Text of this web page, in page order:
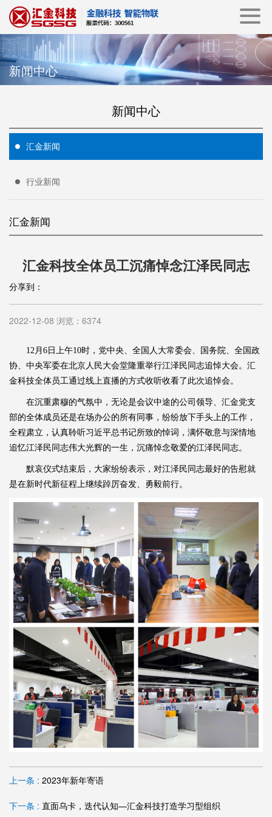
新闻中心
新闻中心
汇金新闻
行业新闻
汇金新闻
汇金科技全体员工沉痛悼念江泽民同志
分享到：
2022-12-08 浏览：6374
12月6日上午10时，党中央、全国人大常委会、国务院、全国政
协、中央军委在北京人民大会堂隆重举行江泽民同志追悼大会。汇
金科技全体员工通过线上直播的方式收听收看了此次追悼会。
在沉重肃穆的气氛中，无论是会议中途的公司领导、汇金党支
部的全体成员还是在场办公的所有同事，纷纷放下手头上的工作，
全程肃立，认真聆听习近平总书记所致的悼词，满怀敬意与深情地
追忆江泽民同志伟大光辉的一生，沉痛悼念敬爱的江泽民同志。
默哀仪式结束后，大家纷纷表示，对江泽民同志最好的告慰就
是在新时代新征程上继续踔厉奋发、勇毅前行。
上一条 : 2023年新年寄语
下一条 : 直面乌卡，迭代认知—汇金科技打造学习型组织